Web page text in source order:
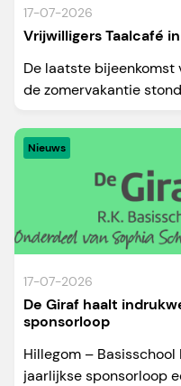
17-07-2026
Vrijwilligers Taalcafé
De laatste bijeenkomst
de zomervakantie
Nieuws
17-07-2026
De Giraf haalt
sponsorloop
Hillegom –
jaarlijkse sponsorloop